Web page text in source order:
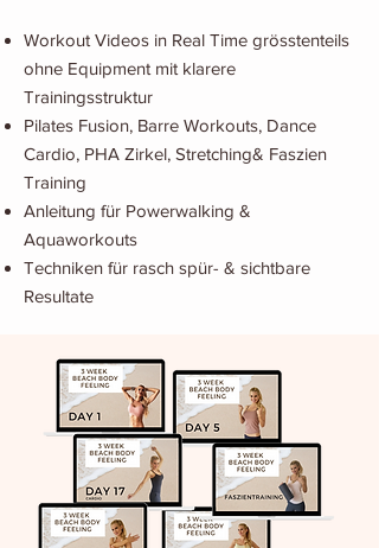
Workout Videos in Real Time grösstenteils
ohne Equipment mit klarere
Trainingsstruktur
Pilates Fusion, Barre Workouts, Dance
Cardio, PHA Zirkel, Stretching& Faszien
Training
Anleitung für Powerwalking &
Aquaworkouts
Techniken für rasch spür- & sichtbare
Resultate